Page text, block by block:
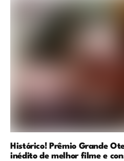
Histórico! Prêmio Grande
inédito de melhor filme e